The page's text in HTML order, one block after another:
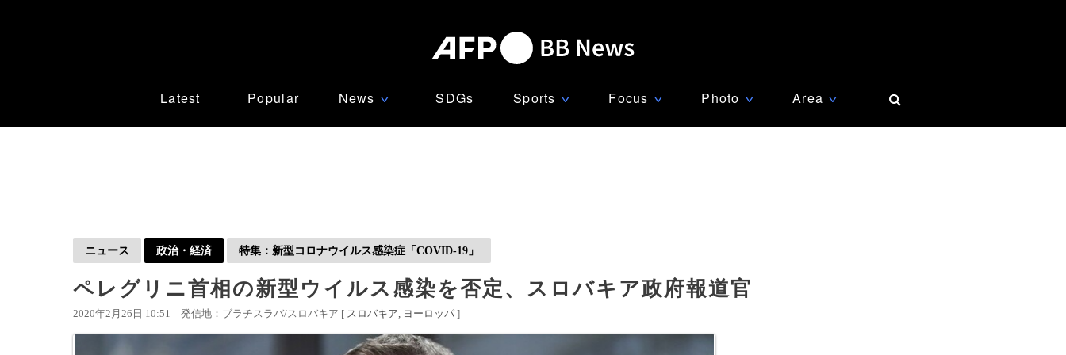
Latest Popular News ∨ SDGs Sports ∨ Focus ∨ Photo ∨ Area ∨
ニュース 政治・経済 特集：新型コロナウイルス感染症「COVID-19」
ペレグリニ首相の新型ウイルス感染を否定、スロバキア政府報道官
2020年2月26日 10:51 発信地：ブラチスラバ/スロバキア [ スロバキア ヨーロッパ ]